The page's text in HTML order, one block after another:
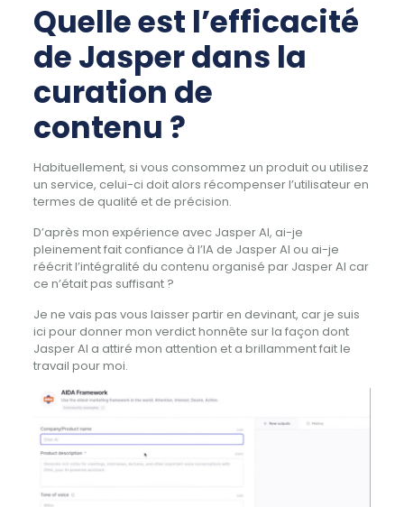
Quelle est l’efficacité
de Jasper dans la
curation de
contenu ?
Habituellement, si vous consommez un produit ou utilisez
un service, celui-ci doit alors récompenser l’utilisateur en
termes de qualité et de précision.
D’après mon expérience avec Jasper AI, ai-je
pleinement fait confiance à l’IA de Jasper AI ou ai-je
réécrit l’intégralité du contenu organisé par Jasper AI car
ce n’était pas suffisant ?
Je ne vais pas vous laisser partir en devinant, car je suis
ici pour donner mon verdict honnête sur la façon dont
Jasper AI a attiré mon attention et a brillamment fait le
travail pour moi.